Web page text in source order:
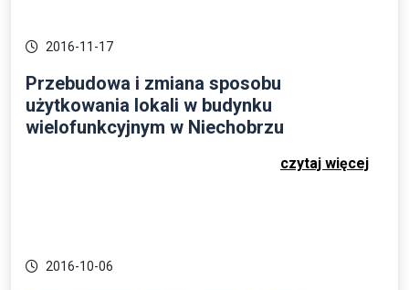
2016-11-17
Przebudowa i zmiana sposobu
użytkowania lokali w budynku
wielofunkcyjnym w Niechobrzu
czytaj więcej
2016-10-06